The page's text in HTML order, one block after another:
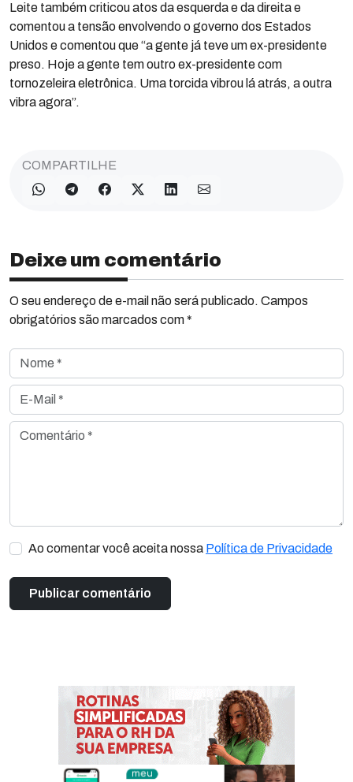
Leite também criticou atos da esquerda e da direita e
comentou a tensão envolvendo o governo dos Estados
Unidos e comentou que “a gente já teve um ex-presidente
preso. Hoje a gente tem outro ex-presidente com
tornozeleira eletrônica. Uma torcida vibrou lá atrás, a outra
vibra agora”.
COMPARTILHE
Deixe um comentário
O seu endereço de e-mail não será publicado. Campos
obrigatórios são marcados com *
Nome *
E-Mail *
Comentário *
Ao comentar você aceita nossa Política de Privacidade